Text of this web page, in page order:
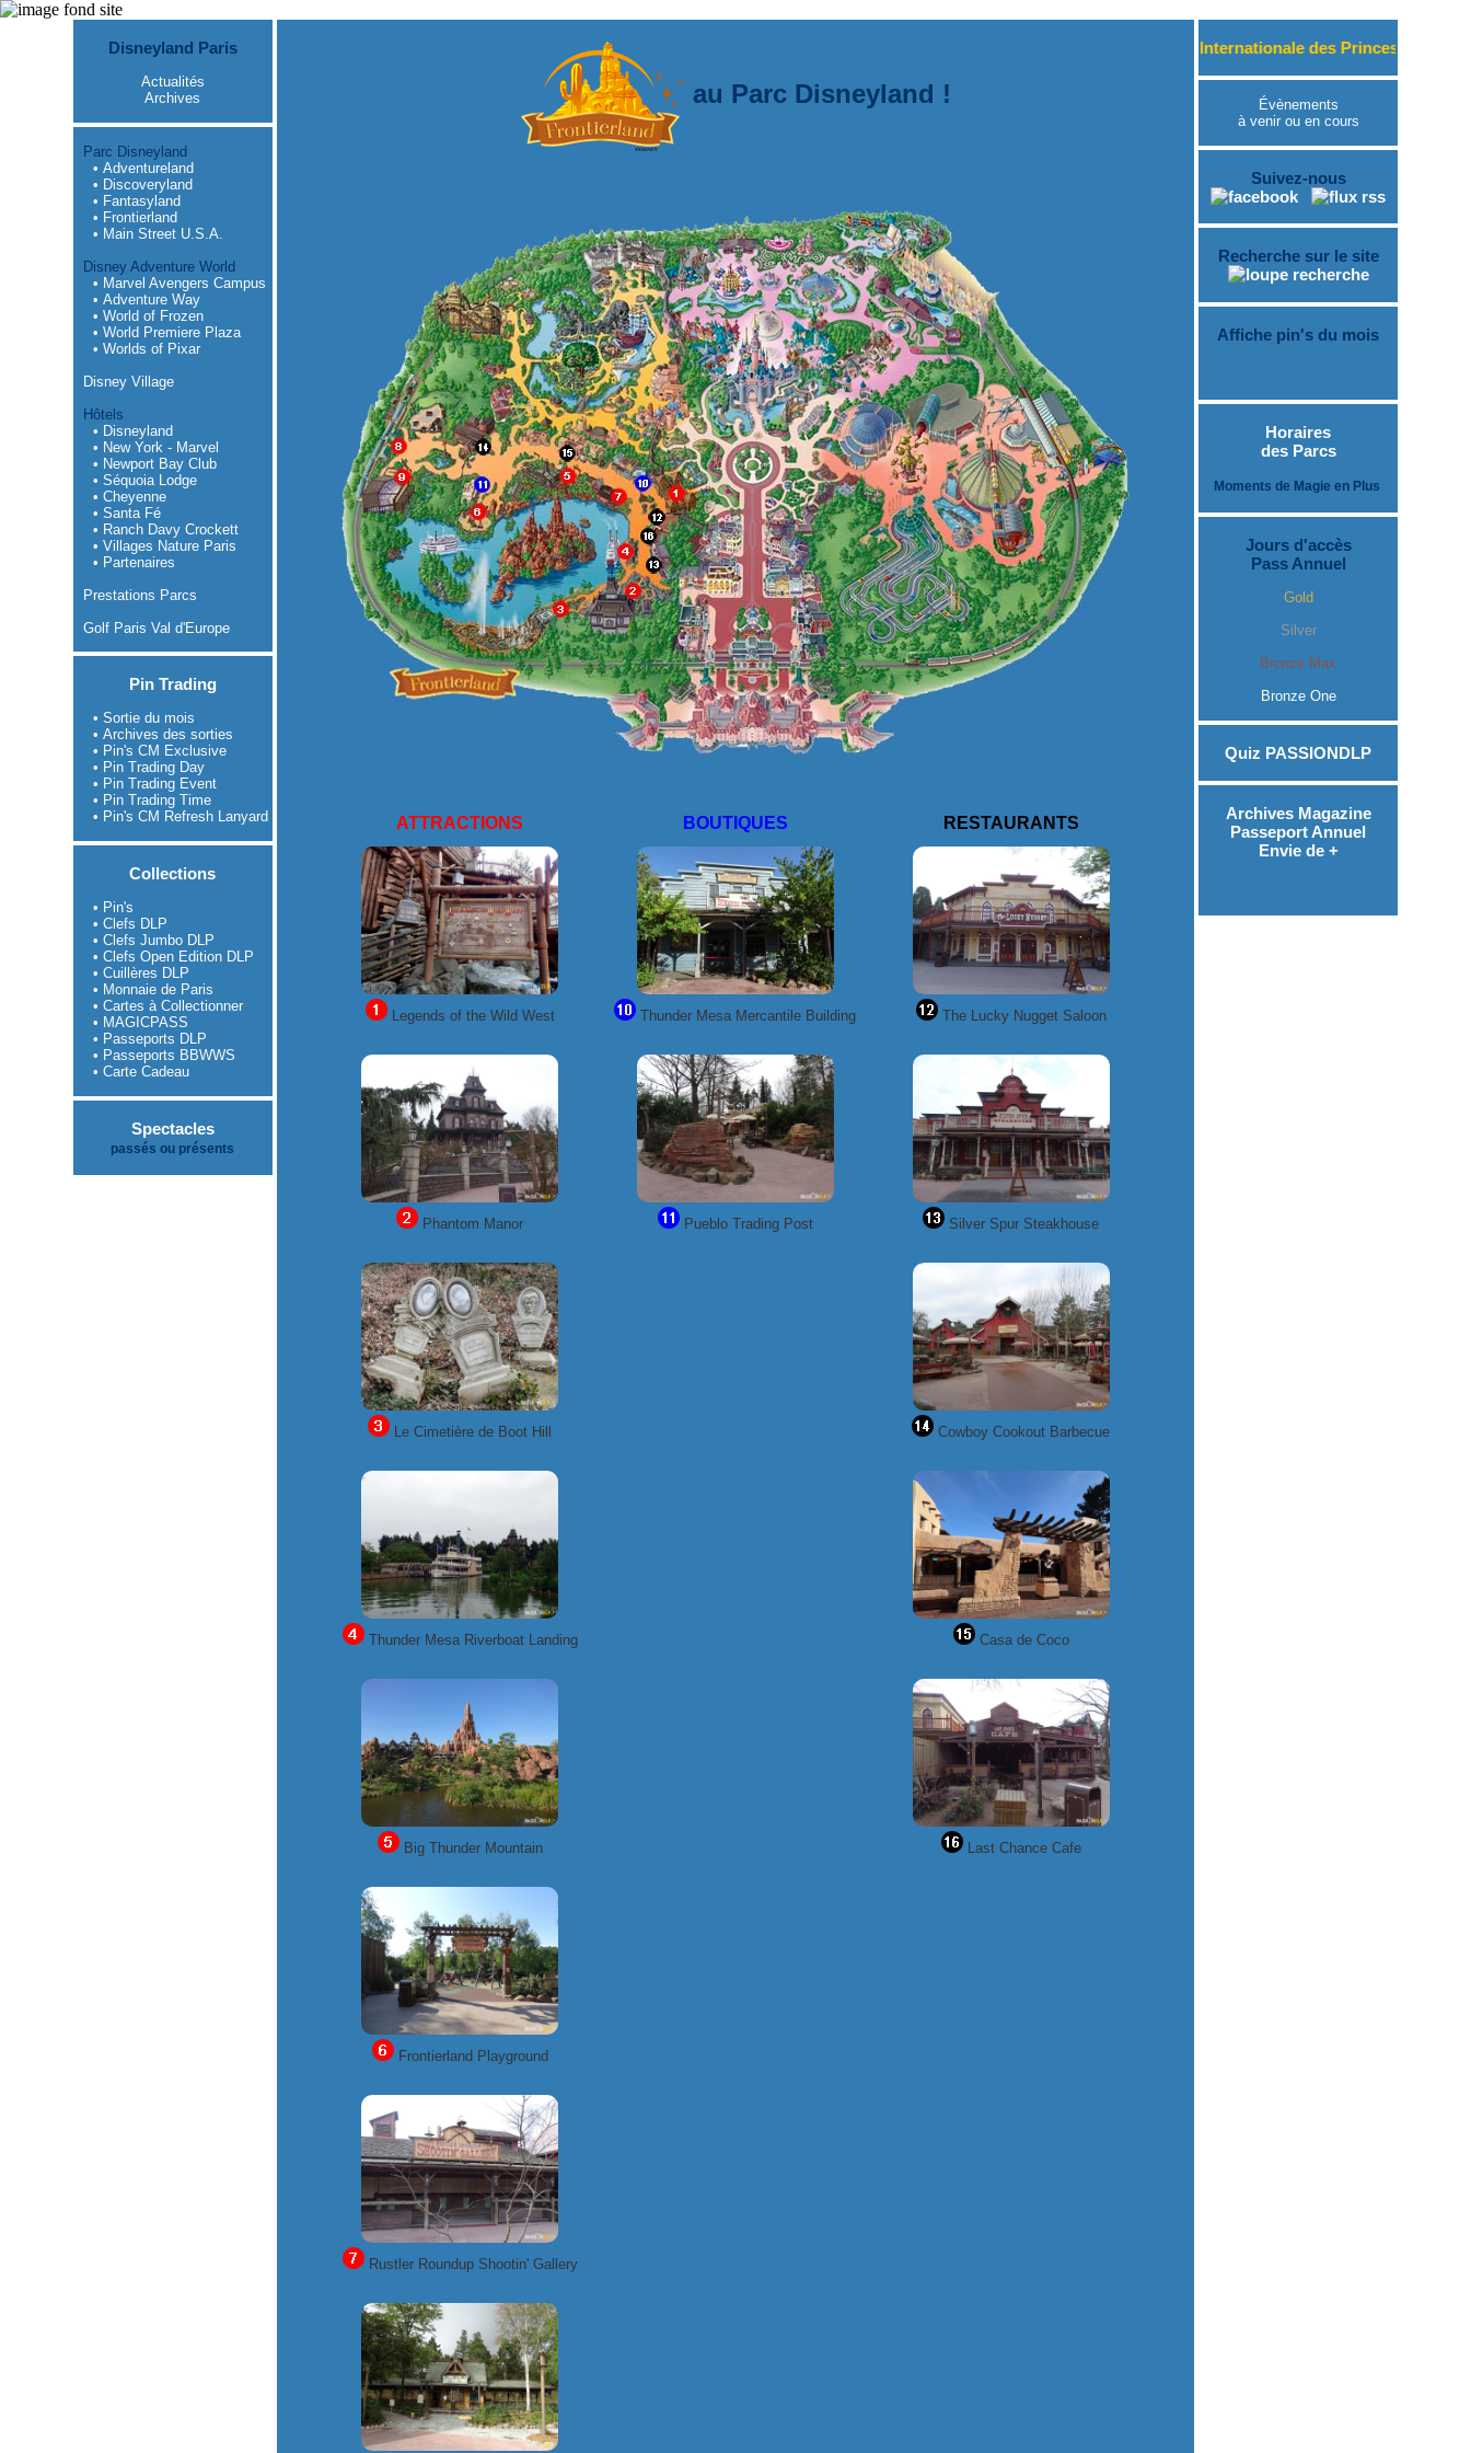
Disneyland Paris
Actualités
Archives
Parc Disneyland
• Adventureland
• Discoveryland
• Fantasyland
• Frontierland
• Main Street U.S.A.
Disney Adventure World
• Marvel Avengers Campus
• Adventure Way
• World of Frozen
• World Premiere Plaza
• Worlds of Pixar
Disney Village
Hôtels
• Disneyland
• New York - Marvel
• Newport Bay Club
• Séquoia Lodge
• Cheyenne
• Santa Fé
• Ranch Davy Crockett
• Villages Nature Paris
• Partenaires
Prestations Parcs
Golf Paris Val d'Europe
Pin Trading
• Sortie du mois
• Archives des sorties
• Pin's CM Exclusive
• Pin Trading Day
• Pin Trading Event
• Pin Trading Time
• Pin's CM Refresh Lanyard
Collections
• Pin's
• Clefs DLP
• Clefs Jumbo DLP
• Clefs Open Edition DLP
• Cuillères DLP
• Monnaie de Paris
• Cartes à Collectionner
• MAGICPASS
• Passeports DLP
• Passeports BBWWS
• Carte Cadeau
Spectacles
passés ou présents
au Parc Disneyland !
ATTRACTIONS BOUTIQUES RESTAURANTS
Legends of the Wild West Thunder Mesa Mercantile Building The Lucky Nugget Saloon
Phantom Manor Pueblo Trading Post Silver Spur Steakhouse
Le Cimetière de Boot Hill Cowboy Cookout Barbecue
Thunder Mesa Riverboat Landing Casa de Coco
Big Thunder Mountain Last Chance Cafe
Frontierland Playground
Rustler Roundup Shootin' Gallery
Du 15 au 23 août 2026, « La Semaine Internationale des Princesses » dans le
Évènements
à venir ou en cours
Suivez-nous
Recherche sur le site
Affiche pin's du mois
Horaires
des Parcs
Moments de Magie en Plus
Jours d'accès
Pass Annuel
Gold
Silver
Bronze Max
Bronze One
Quiz PASSIONDLP
Archives Magazine
Passeport Annuel
Envie de +